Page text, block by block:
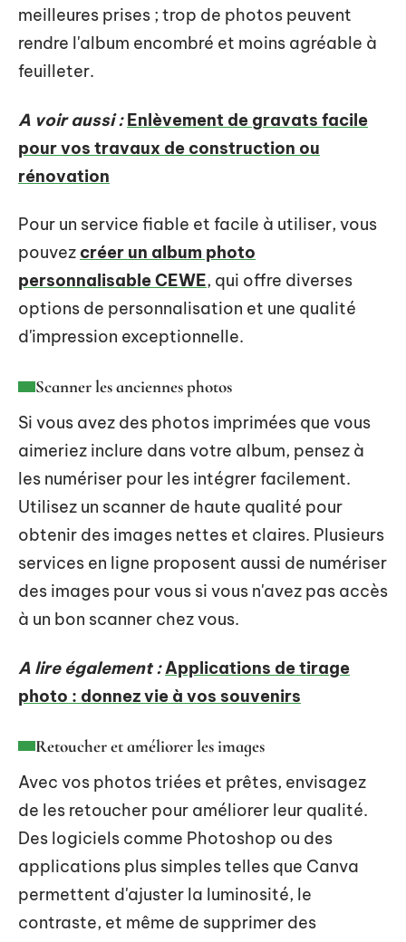
meilleures prises ; trop de photos peuvent
rendre l'album encombré et moins agréable à
feuilleter.
A voir aussi : Enlèvement de gravats facile
pour vos travaux de construction ou
rénovation
Pour un service fiable et facile à utiliser, vous
pouvez créer un album photo
personnalisable CEWE, qui offre diverses
options de personnalisation et une qualité
d'impression exceptionnelle.
Scanner les anciennes photos
Si vous avez des photos imprimées que vous
aimeriez inclure dans votre album, pensez à
les numériser pour les intégrer facilement.
Utilisez un scanner de haute qualité pour
obtenir des images nettes et claires. Plusieurs
services en ligne proposent aussi de numériser
des images pour vous si vous n'avez pas accès
à un bon scanner chez vous.
A lire également : Applications de tirage
photo : donnez vie à vos souvenirs
Retoucher et améliorer les images
Avec vos photos triées et prêtes, envisagez
de les retoucher pour améliorer leur qualité.
Des logiciels comme Photoshop ou des
applications plus simples telles que Canva
permettent d'ajuster la luminosité, le
contraste, et même de supprimer des